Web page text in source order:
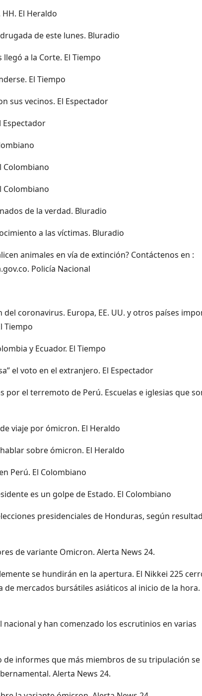
El Heraldo
de este lunes. Bluradio
a la Corte. El Tiempo
El Tiempo
sus vecinos. El Espectador
Espectador
Colombiano
Colombiano
de la verdad. Bluradio
a las víctimas. Bluradio
animales en vía de extinción? Contáctenos en :
Policía Nacional
coronavirus. Europa, EE. UU. y otros países
Tiempo
y Ecuador. El Tiempo
el voto en el extranjero. El Espectador
el terremoto de Perú. Escuelas e iglesias que
viaje por ómicron. El Heraldo
sobre ómicron. El Heraldo
Perú. El Colombiano
es un golpe de Estado. El Colombiano
presidenciales de Honduras, según
de variante Omicron. Alerta News 24.
se hundirán en la apertura. El Nikkei 225
mercados bursátiles asiáticos al inicio de la hora.
nacional y han comenzado los escrutinios en varias
informes que más miembros de su tripulación se
Alerta News 24.